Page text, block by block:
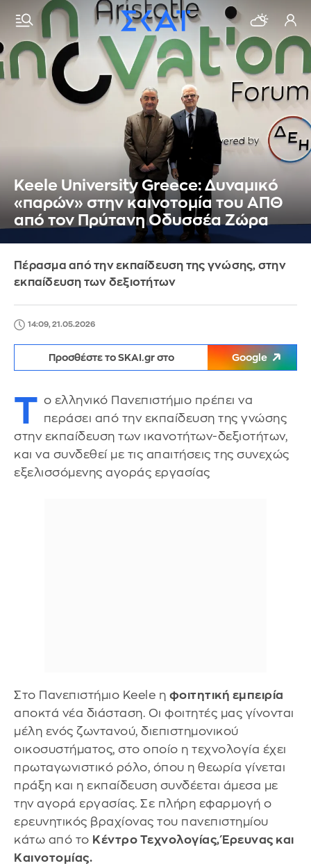
Keele University Greece: Δυναμικό
«παρών» στην καινοτομία του ΑΠΘ
από τον Πρύτανη Οδυσσέα Ζώρα
Πέρασμα από την εκπαίδευση της γνώσης, στην
εκπαίδευση των δεξιοτήτων
14:09, 21.05.2026
Προσθέστε το SKAI.gr στο Google
Τ ο ελληνικό Πανεπιστήμιο πρέπει να
περάσει από την εκπαίδευση της γνώσης
στην εκπαίδευση των ικανοτήτων-δεξιοτήτων,
και να συνδεθεί με τις απαιτήσεις της συνεχώς
εξελισσόμενης αγοράς εργασίας
Στο Πανεπιστήμιο Keele η φοιτητική εμπειρία
αποκτά νέα διάσταση. Οι φοιτητές μας γίνονται
μέλη ενός ζωντανού, διεπιστημονικού
οικοσυστήματος, στο οποίο η τεχνολογία έχει
πρωταγωνιστικό ρόλο, όπου η θεωρία γίνεται
πράξη και η εκπαίδευση συνδέεται άμεσα με
την αγορά εργασίας. Σε πλήρη εφαρμογή ο
ερευνητικός βραχίονας του πανεπιστημίου
κάτω από το Κέντρο Τεχνολογίας, Έρευνας και
Καινοτομίας.